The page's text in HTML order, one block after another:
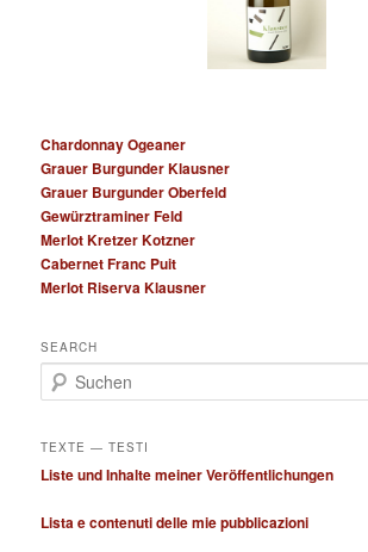
Chardonnay Ogeaner
Grauer Burgunder Klausner
Grauer Burgunder Oberfeld
Gewürztraminer Feld
Merlot Kretzer Kotzner
Cabernet Franc Puit
Merlot Riserva Klausner
SEARCH
u
h
n
TEXTE — TESTI
Liste und Inhalte meiner Veröffentlichungen
Lista e contenuti delle mie pubblicazioni